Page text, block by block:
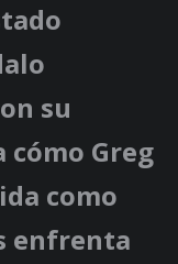
su
cómo Greg
como
enfrenta